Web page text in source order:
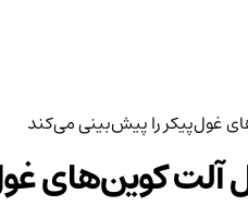
غول‌پیکر را پیش‌بینی می‌کند
آلت کوین‌های